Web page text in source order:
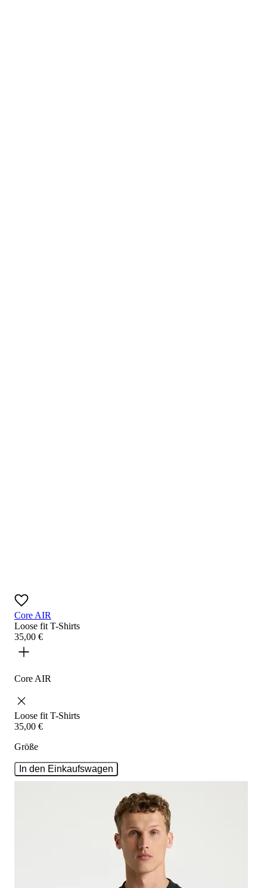
Core AIR
Loose fitT-Shirts
35,00 €
Core AIR
Loose fitT-Shirts
35,00 €
Größe
In den Einkaufswagen